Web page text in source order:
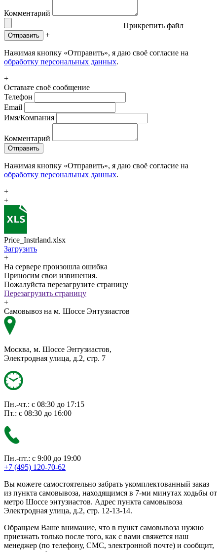
Комментарий
Прикрепить файл
Отправить +
Нажимая кнопку «Отправить», я даю своё согласие на
обработку персональных данных.
+
Оставьте своё сообщение
Телефон
Email
Имя/Компания
Комментарий
Отправить
Нажимая кнопку «Отправить», я даю своё согласие на
обработку персональных данных.
+
+
Price_Instrland.xlsx
Загрузить
+
На сервере произошла ошибка
Приносим свои извинения.
Пожалуйста перезагрузите страницу
Перезагрузить страницу
+
Самовывоз на м. Шоссе Энтузиастов
Москва, м. Шоссе Энтузиастов,
Электродная улица, д.2, стр. 7
Пн.-чт.: с 08:30 до 17:15
Пт.: с 08:30 до 16:00
Пн.-пт.: с 9:00 до 19:00
+7 (495) 120-70-62
Вы можете самостоятельно забрать укомплектованный заказ
из пункта самовывоза, находящимся в 7-ми минутах ходьбы от
метро Шоссе энтузиастов. Адрес пункта самовывоза
Электродная улица, д.2, стр. 12-13-14.
Обращаем Ваше внимание, что в пункт самовывоза нужно
приезжать только после того, как с вами свяжется наш
менеджер (по телефону, СМС, электронной почте) и сообщит,